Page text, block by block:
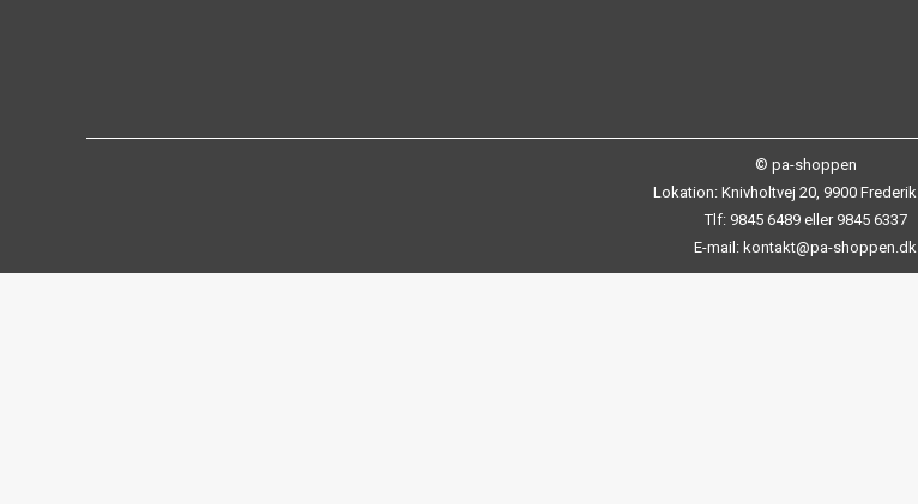
© pa-shoppen
Lokation: Knivholtvej 20, 9900
Tlf: 9845 6489 eller 9845 6337
E-mail: kontakt@pa-shoppen.dk